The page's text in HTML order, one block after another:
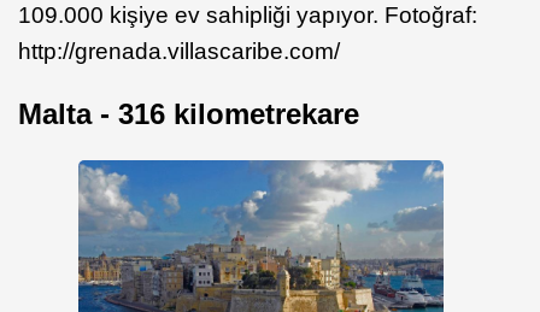
109.000 kişiye ev sahipliği yapıyor. Fotoğraf:
http://grenada.villascaribe.com/
Malta - 316 kilometrekare